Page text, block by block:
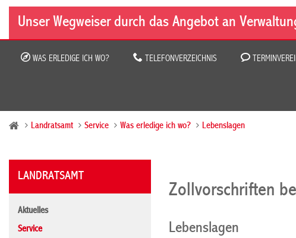
Unser Wegweiser durch das Angebot an
WAS ERLEDIGE ICH WO? TELEFONVERZEICHNIS
Landratsamt Service Was erledige ich wo? Lebenslagen
LANDRATSAMT
Aktuelles
Service
Zollvorschriften
Lebenslagen